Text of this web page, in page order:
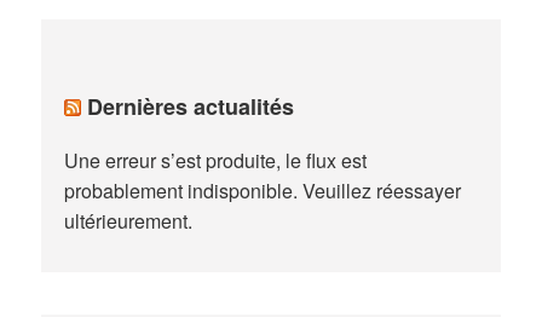
Dernières actualités
Une erreur s’est produite, le flux est
probablement indisponible. Veuillez réessayer
ultérieurement.